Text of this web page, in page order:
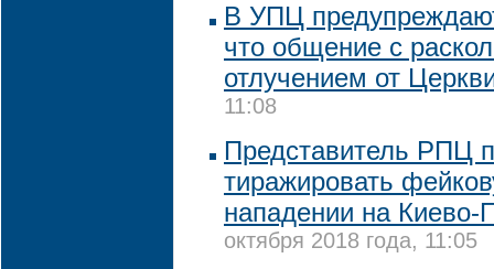
В УПЦ
что общение с
отлучением от
11:08
Представитель РПЦ
тиражировать
нападении на Киево-
октября 2018 года, 11:05